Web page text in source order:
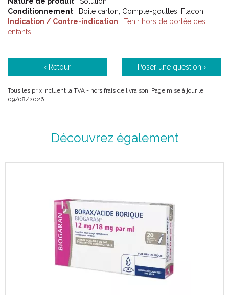
Conditionnement : Boite carton, Compte-gouttes, Flacon
Indication / Contre-indication : Tenir hors de portée des
enfants
‹ Retour Poser une question ›
Tous les prix incluent la TVA - hors frais de livraison. Page mise à jour le
09/08/2026.
Découvrez également